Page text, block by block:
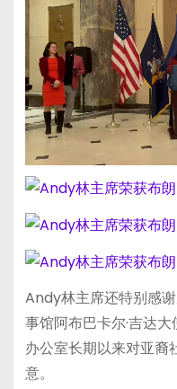
Andy林主席还特别感
事馆阿布巴卡尔·吉达
办公室长期以来对亚裔
意。